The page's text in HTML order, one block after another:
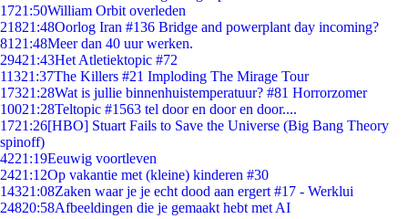
1721:50William Orbit overleden
21821:48Oorlog Iran #136 Bridge and powerplant day incoming?
81 21:48Meer dan 40 uur werken.
29421:43Het Atletiektopic #72
11321:37The Killers #21 Imploding The Mirage Tour
17321:28Wat is jullie binnenhuistemperatuur? #81 Horrorzomer
10021:28Teltopic #1563 tel door en door en door....
1721:26[HBO] Stuart Fails to Save the Universe (Big Bang Theory
spinoff)
4221:19Eeuwig voortleven
2421:12Op vakantie met (kleine) kinderen #30
14321:08Zaken waar je je echt dood aan ergert #17 - Werklui
24820:58Afbeeldingen die je gemaakt hebt met AI